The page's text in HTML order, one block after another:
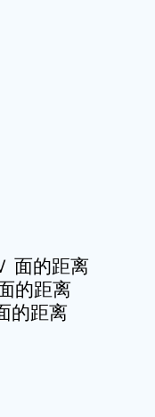
面的距离
的距离
的距离